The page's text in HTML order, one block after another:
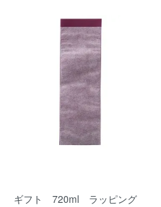
ギフト 720ml ラッピング